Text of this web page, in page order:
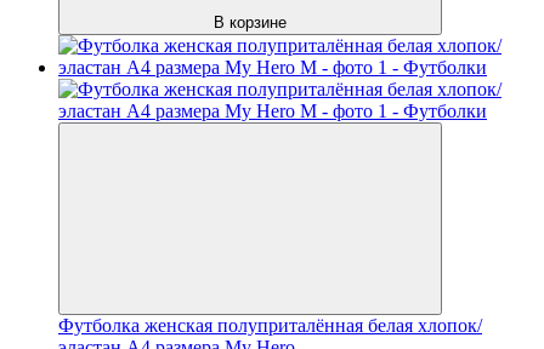
В корзине
Футболка женская полуприталённая белая хлопок/